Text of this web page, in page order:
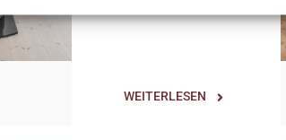
WEITERLESEN